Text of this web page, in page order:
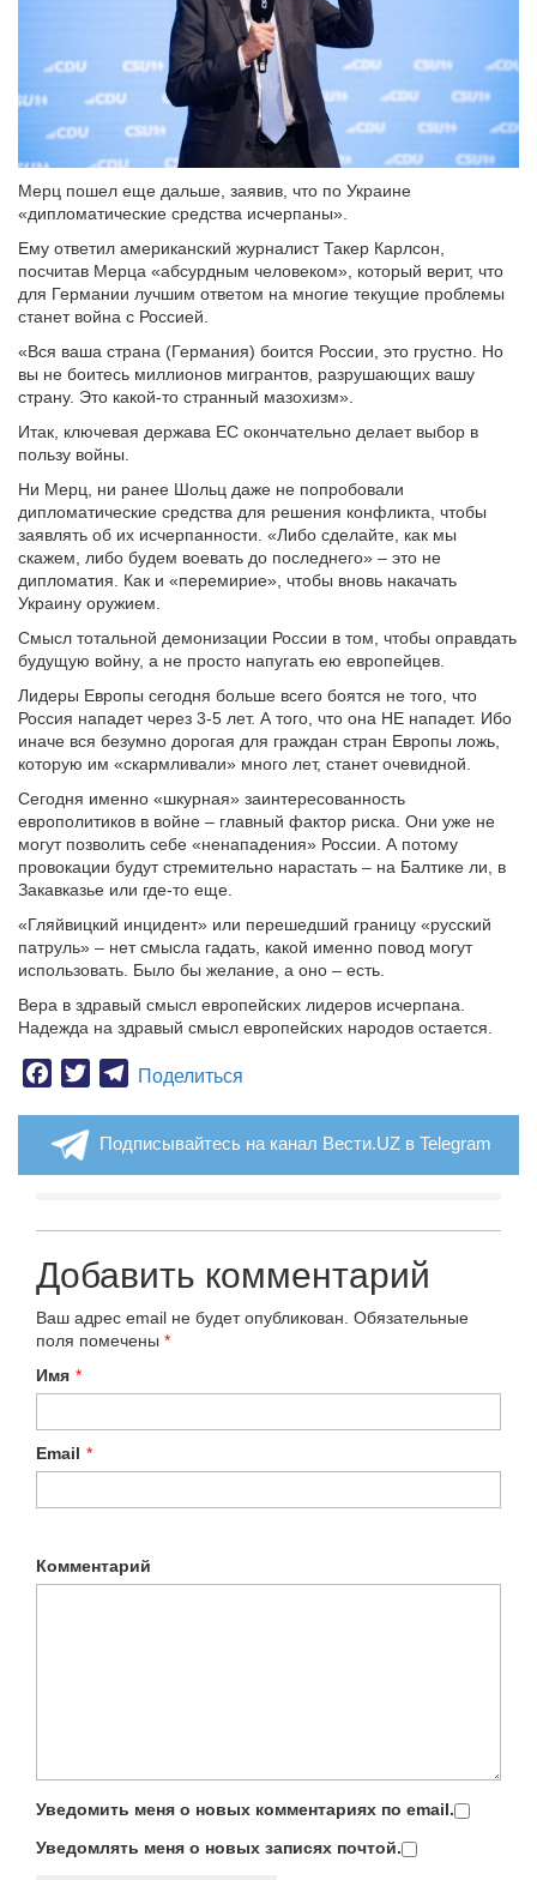
Мерц пошел еще дальше, заявив, что по Украине
«дипломатические средства исчерпаны».
Ему ответил американский журналист Такер Карлсон,
посчитав Мерца «абсурдным человеком», который верит, что
для Германии лучшим ответом на многие текущие проблемы
станет война с Россией.
«Вся ваша страна (Германия) боится России, это грустно. Но
вы не боитесь миллионов мигрантов, разрушающих вашу
страну. Это какой-то странный мазохизм».
Итак, ключевая держава ЕС окончательно делает выбор в
пользу войны.
Ни Мерц, ни ранее Шольц даже не попробовали
дипломатические средства для решения конфликта, чтобы
заявлять об их исчерпанности. «Либо сделайте, как мы
скажем, либо будем воевать до последнего» – это не
дипломатия. Как и «перемирие», чтобы вновь накачать
Украину оружием.
Смысл тотальной демонизации России в том, чтобы оправдать
будущую войну, а не просто напугать ею европейцев.
Лидеры Европы сегодня больше всего боятся не того, что
Россия нападет через 3-5 лет. А того, что она НЕ нападет. Ибо
иначе вся безумно дорогая для граждан стран Европы ложь,
которую им «скармливали» много лет, станет очевидной.
Сегодня именно «шкурная» заинтересованность
европолитиков в войне – главный фактор риска. Они уже не
могут позволить себе «ненападения» России. А потому
провокации будут стремительно нарастать – на Балтике ли, в
Закавказье или где-то еще.
«Гляйвицкий инцидент» или перешедший границу «русский
патруль» – нет смысла гадать, какой именно повод могут
использовать. Было бы желание, а оно – есть.
Вера в здравый смысл европейских лидеров исчерпана.
Надежда на здравый смысл европейских народов остается.
Facebook
TwitterTelegram
Поделиться
Подписывайтесь на канал Вести.UZ в Telegram
Добавить комментарий
Ваш адрес email не будет опубликован. Обязательные
поля помечены *
Имя *
Email *
Комментарий
Уведомить меня о новых комментариях по email.
Уведомлять меня о новых записях почтой.